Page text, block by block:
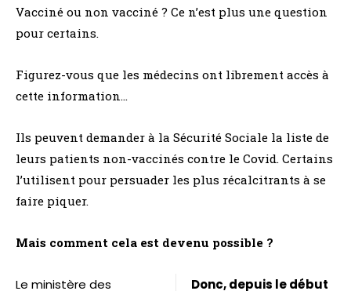
Vacciné ou non vacciné ? Ce n’est plus une question
pour certains.
Figurez-vous que les médecins ont librement accès à
cette information…
Ils peuvent demander à la Sécurité Sociale la liste de
leurs patients non-vaccinés contre le Covid. Certains
l’utilisent pour persuader les plus récalcitrants à se
faire piquer.
Mais comment cela est devenu possible ?
Le ministère des
Donc, depuis le début